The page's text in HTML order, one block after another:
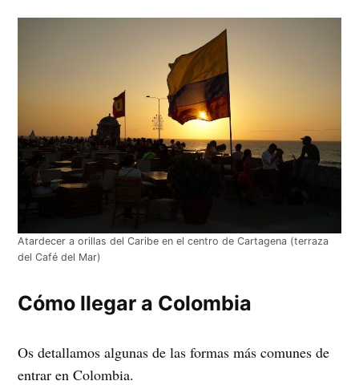
Atardecer a orillas del Caribe en el centro de Cartagena (terraza
del Café del Mar)
Cómo llegar a Colombia
Os detallamos algunas de las formas más comunes de
entrar en Colombia.